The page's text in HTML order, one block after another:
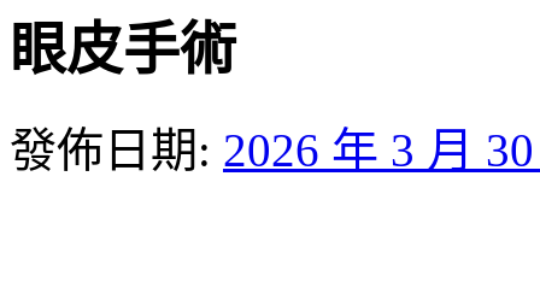
眼皮手術
發佈日期: 2026 年 3 月